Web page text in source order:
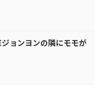
ョンヨンの隣にモモが